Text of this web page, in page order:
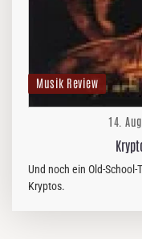
Musik Review
14.
Und noch ein Old-
Kryptos.